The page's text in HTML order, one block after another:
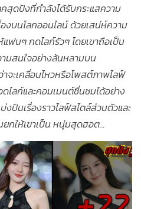
สุดปังที่กำลังได้รับกระแสความ
งบนโลกออนไลน์ ด้วยเสน่ห์ความ
ฟนๆ กดไลก์รัวๆ โดยเขาถือเป็น
สนใจอย่างล้นหลามบน
จะเคลื่อนไหวหรือโพสต์ภาพไลฟ์
ไลก์และคอมเมนต์ชื่นชมได้อย่าง
ปันเรื่องราวไลฟ์สไตล์ส่วนตัวและ
กให้เขาเป็น หนุ่มสุดฮอต...